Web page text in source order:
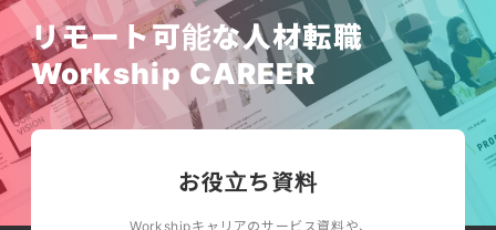
リモート可能な人材転職
Workship CAREER
お役立ち資料
Workshipキャリアのサービス資料や、